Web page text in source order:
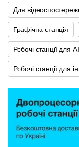
Для
Графічна станція
Робочі станції для AI
Робочі станції для